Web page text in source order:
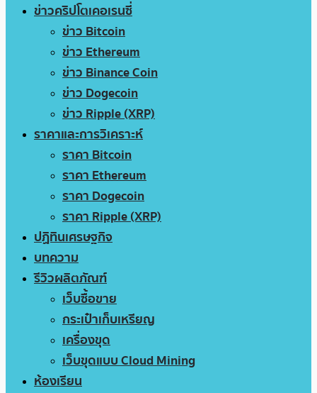
ข่าวคริปโตเคอเรนซี่
ข่าว Bitcoin
ข่าว Ethereum
ข่าว Binance Coin
ข่าว Dogecoin
ข่าว Ripple (XRP)
ราคาและการวิเคราะห์
ราคา Bitcoin
ราคา Ethereum
ราคา Dogecoin
ราคา Ripple (XRP)
ปฏิทินเศรษฐกิจ
บทความ
รีวิวผลิตภัณฑ์
เว็บซื้อขาย
กระเป๋าเก็บเหรียญ
เครื่องขุด
เว็บขุดแบบ Cloud Mining
ห้องเรียน